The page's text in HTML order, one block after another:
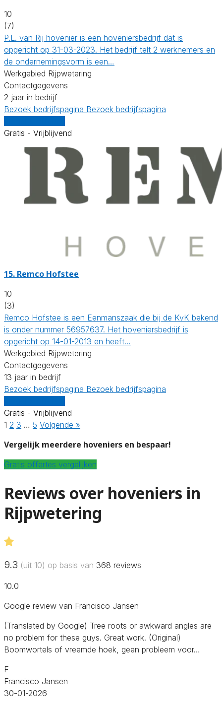
10
(7)
P.L. van Rij hovenier is een hoveniersbedrijf dat is
opgericht op 31-03-2023. Het bedrijf telt 2 werknemers en
de ondernemingsvorm is een…
Werkgebied Rijpwetering
Contactgegevens
2 jaar in bedrijf
Bezoek bedrijfspagina Bezoek bedrijfspagina
Gratis - Vrijblijvend
15. Remco Hofstee
10
(3)
Remco Hofstee is een Eenmanszaak die bij de KvK bekend
is onder nummer 56957637. Het hoveniersbedrijf is
opgericht op 14-01-2013 en heeft…
Werkgebied Rijpwetering
Contactgegevens
13 jaar in bedrijf
Bezoek bedrijfspagina Bezoek bedrijfspagina
Gratis - Vrijblijvend
1 2 3 … 5 Volgende »
Vergelijk meerdere hoveniers en bespaar!
Gratis offertes vergelijken
Reviews over hoveniers in
Rijpwetering
9.3 (uit 10) op basis van 368 reviews
10.0
Google review van Francisco Jansen
(Translated by Google) Tree roots or awkward angles are
no problem for these guys. Great work. (Original)
Boomwortels of vreemde hoek, geen probleem voor…
F
Francisco Jansen
30-01-2026